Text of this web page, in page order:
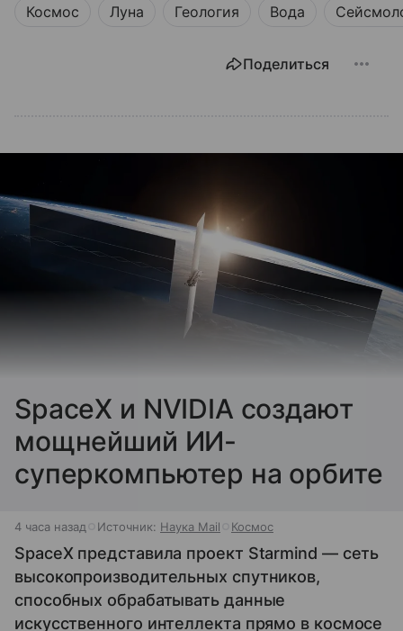
Космос Луна Геология Вода
Поделиться
SpaceX и NVIDIA создают
мощнейший ИИ-
суперкомпьютер на орбите
4 часа назад Источник: Наука Mail Космос
SpaceX представила проект Starmind — сеть
высокопроизводительных спутников,
способных обрабатывать данные
искусственного интеллекта прямо в космосе